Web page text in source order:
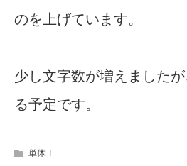
のを上げています。
少し文字数が増えました
る予定です。
単体 T